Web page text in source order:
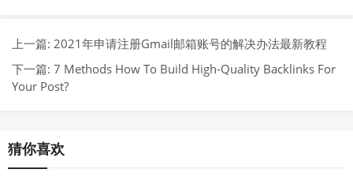
上一篇: 2021年申请注册Gmail邮箱账号的解决办法最新教程
下一篇: 7 Methods How To Build High-Quality Backlinks For
Your Post?
猜你喜欢